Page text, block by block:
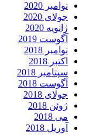
نوامبر 2020
جولای 2020
ژانویه 2020
آگوست 2019
نوامبر 2018
اکتبر 2018
سپتامبر 2018
آگوست 2018
جولای 2018
ژوئن 2018
می 2018
آوریل 2018